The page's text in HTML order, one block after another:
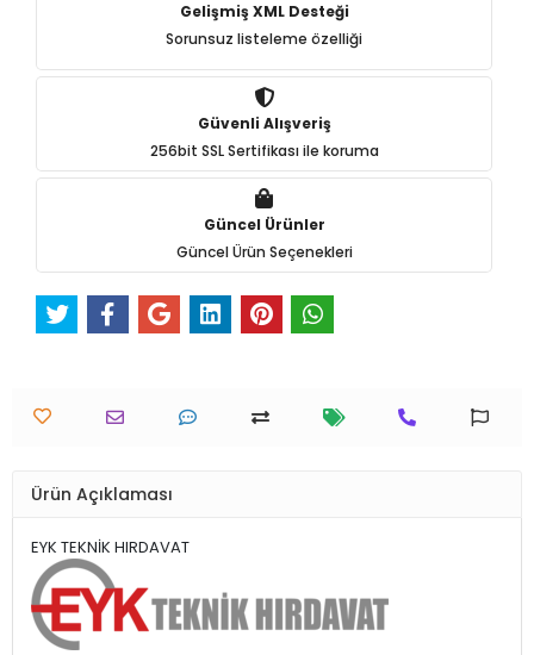
Gelişmiş XML Desteği
Sorunsuz listeleme özelliği
Güvenli Alışveriş
256bit SSL Sertifikası ile koruma
Güncel Ürünler
Güncel Ürün Seçenekleri
Ürün Açıklaması
EYK TEKNİK HIRDAVAT